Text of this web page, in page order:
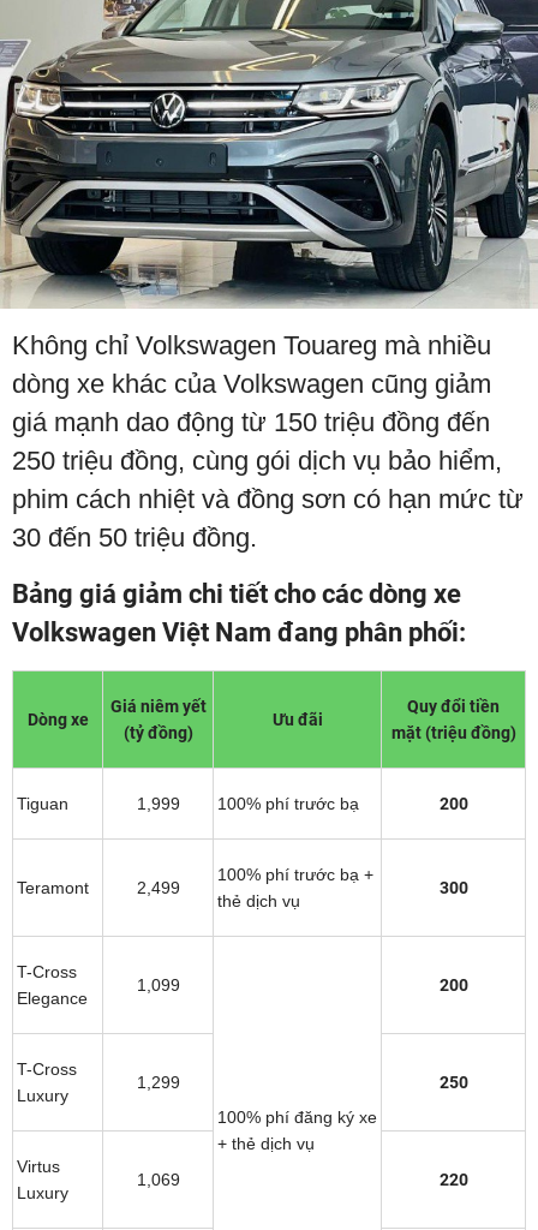
Không chỉ Volkswagen Touareg mà nhiều
dòng xe khác của Volkswagen cũng giảm
giá mạnh dao động từ 150 triệu đồng đến
250 triệu đồng, cùng gói dịch vụ bảo hiểm,
phim cách nhiệt và đồng sơn có hạn mức từ
30 đến 50 triệu đồng.
Bảng giá giảm chi tiết cho các dòng xe
Volkswagen Việt Nam đang phân phối:
Dòng xe
Giá niêm yết
(tỷ đồng)
Ưu đãi
Quy đổi tiền
mặt (triệu đồng)
Tiguan 1,999 100% phí trước bạ 200
Teramont 2,499
100% phí trước bạ +
thẻ dịch vụ
300
T-Cross
Elegance
1,099
100% phí đăng ký xe
+ thẻ dịch vụ
200
T-Cross
Luxury
1,299 250
Virtus
Luxury
1,069 220